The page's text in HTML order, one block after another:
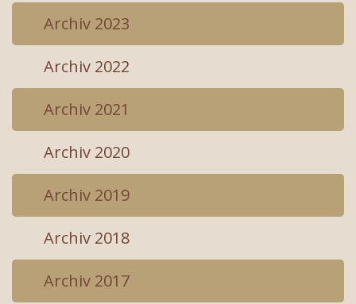
Archiv 2023
Archiv 2022
Archiv 2021
Archiv 2020
Archiv 2019
Archiv 2018
Archiv 2017